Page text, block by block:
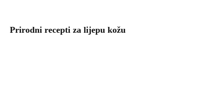
Prirodni recepti za lijepu kožu